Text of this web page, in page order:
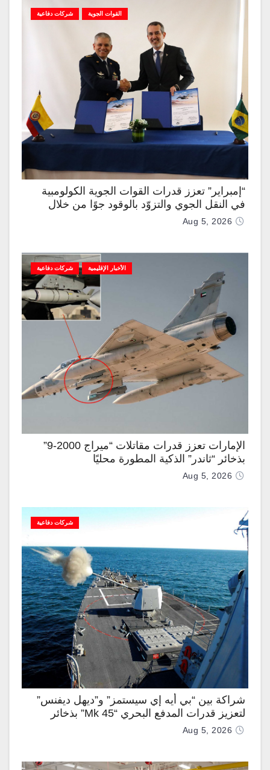
القوات الجوية شركات دفاعية
“إمبراير” تعزز قدرات القوات الجوية الكولومبية
في النقل الجوي والتزوّد بالوقود جوًا من خلال
تزويدها بطائرتي “كيه سي-390 ميلينيوم”
Aug 5, 2026
الأخبار الإقليمية شركات دفاعية
الإمارات تعزز قدرات مقاتلات “ميراج 2000-9”
بذخائر “ثاندر” الذكية المطورة محليًا
Aug 5, 2026
شركات دفاعية
شراكة بين “بي أيه إي سيستمز” و”ديهل ديفنس”
لتعزيز قدرات المدفع البحري “Mk 45” بذخائر
موجهة وصواريخ “IRIS-T”
Aug 5, 2026